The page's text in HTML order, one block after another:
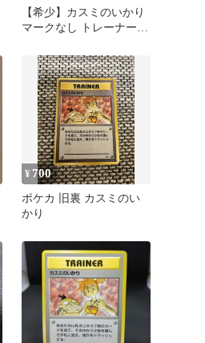
【希少】カスミのいかり
マークなし トレーナーカ
¥ 700
ポケカ 旧裏 カスミのい
かり